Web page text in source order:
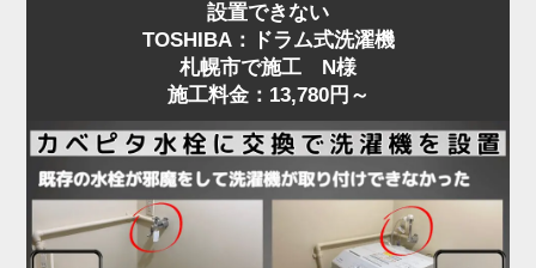
まずはお気軽にご相談ください。プロの判断で最適
な方法をご提案いたします
今回、札幌市でご依頼いただいたO様のケースで
は、「購入したSHARPのドラム式洗濯機が脱衣所
の扉に当たって入らない」というお悩みでした。
現地確認の結果、開き戸の開口幅が洗濯機本体の寸
法ギリギリで、水栓位置はクリアしていたものの、
扉が障害物となって搬入が不可能な状態。そのた
め、扉を丁寧に取り外してから搬入し、所定の位置
に設置。その後、扉を元通りに復旧することでスム
設置できない
TOSHIBA：ドラム式洗濯機
札幌市で施工 N様
施工料金：13,780円～